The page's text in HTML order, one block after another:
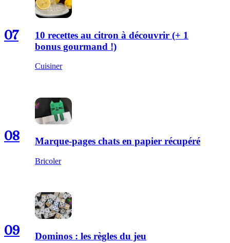
07
10 recettes au citron à découvrir (+ 1
bonus gourmand !)
Cuisiner
08 Marque-pages chats en papier récupéré
Bricoler
09 Dominos : les règles du jeu